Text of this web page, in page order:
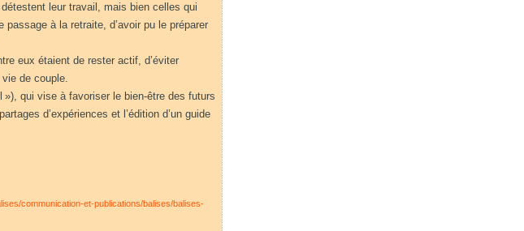
leur travail, mais bien celles qui
passage à la retraite, d’avoir pu le préparer
eux étaient de rester actif, d’éviter
de couple.
»), qui vise à favoriser le bien-être des futurs
d’expériences et l’édition d’un guide
communication-et-publications/balises/balises-